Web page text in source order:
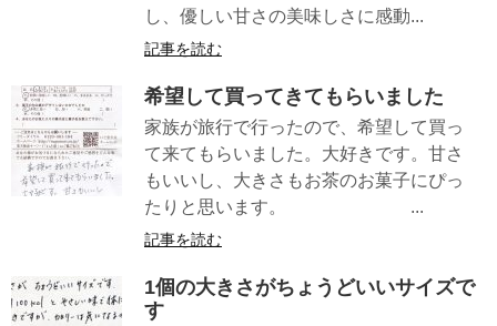
し、優しい甘さの美味しさに感動...
記事を読む
希望して買ってきてもらいました
家族が旅行で行ったので、希望して買っ
て来てもらいました。大好きです。甘さ
もいいし、大きさもお茶のお菓子にぴっ
たりと思います。 ...
記事を読む
1個の大きさがちょうどいいサイズで
す